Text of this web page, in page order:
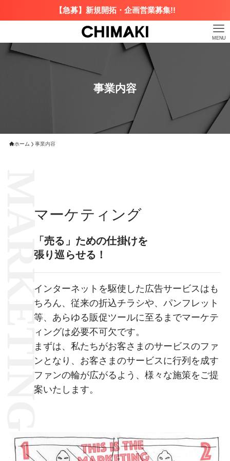
【急募】新規開拓・企画営業募集!!
MENU
事業内容
ホーム 事業内容
マーケティング
「売る」ための仕掛けを
張り巡らせる！
インターネットを駆使した広告サービスはも
ちろん、従来の折込チラシや、パンフレット
等、あらゆる販促ツールに至るまでマーケテ
ィングは必要不可欠です。
まずは、私たちがお客さまのサービスのファ
ンとなり、お客さまのサービスに行列を成す
ファンの輪が広がるよう、様々な施策をご提
案いたします。